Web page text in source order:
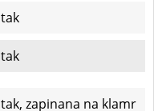
tak
tak
tak, zapinana na klamr